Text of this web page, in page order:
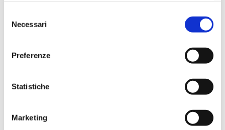
delNecessari
Preferenze
Statistiche
Marketing